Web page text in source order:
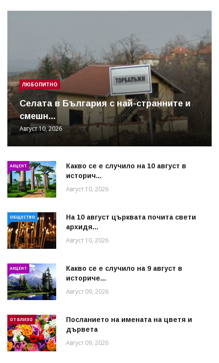
ЛЮБОПИТНО
Cелата в България с най-странните и
смешн...
Август 10, 2026
АКЦЕНТ
Какво се е случило на 10 август в
историч...
Август 10, 2026
ОБЩЕСТВО
На 10 август църквата почита свети
архидя...
Август 10, 2026
АКЦЕНТ
Какво се е случило на 9 август в
историче...
Август 09, 2026
ОТ БЛИЗО
Посланието на имената на цветя и
дървета
Август 09, 2026